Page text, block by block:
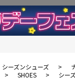
シーズンシューズ >
> SHOES > シー